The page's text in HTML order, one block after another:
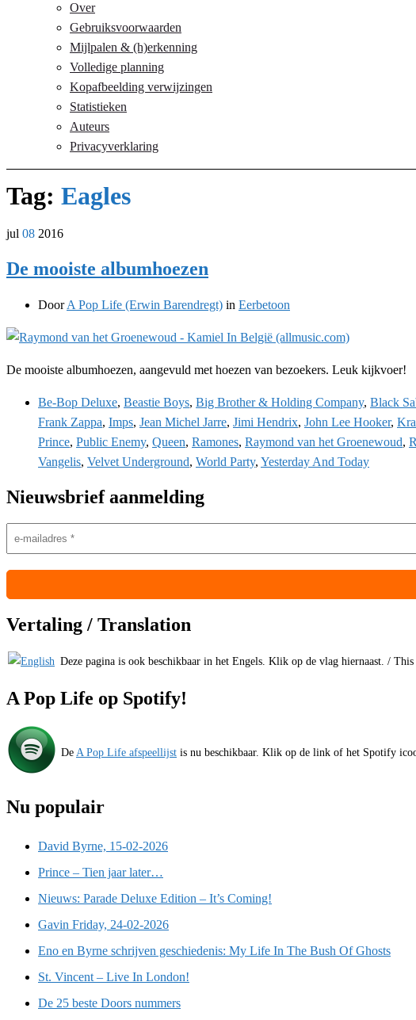
Over
Gebruiksvoorwaarden
Mijlpalen & (h)erkenning
Volledige planning
Kopafbeelding verwijzingen
Statistieken
Auteurs
Privacyverklaring
Tag: Eagles
jul 08 2016
De mooiste albumhoezen
DoorA Pop Life (Erwin Barendregt) in Eerbetoon
De mooiste albumhoezen, aangevuld met hoezen van bezoekers. Leuk kijkvoer!
Be-Bop Deluxe, Beastie Boys, Big Brother & Holding Company, Black
Frank Zappa, Imps, Jean Michel Jarre, Jimi Hendrix, John Lee Hooker,
Prince, Public Enemy, Queen, Ramones, Raymond van het Groenewoud,
Vangelis, Velvet Underground, World Party, Yesterday And Today
Nieuwsbrief aanmelding
Vertaling / Translation
Deze pagina is ook beschikbaar in het Engels. Klik op de vlag hiernaast. /
A Pop Life op Spotify!
De A Pop Life afspeellijst is nu beschikbaar. Klik op de link of het Spotify
Nu populair
David Byrne, 15-02-2026
Prince – Tien jaar later…
Nieuws: Parade Deluxe Edition – It’s Coming!
Gavin Friday, 24-02-2026
Eno en Byrne schrijven geschiedenis: My Life In The Bush Of Ghosts
St. Vincent – Live In London!
De 25 beste Doors nummers